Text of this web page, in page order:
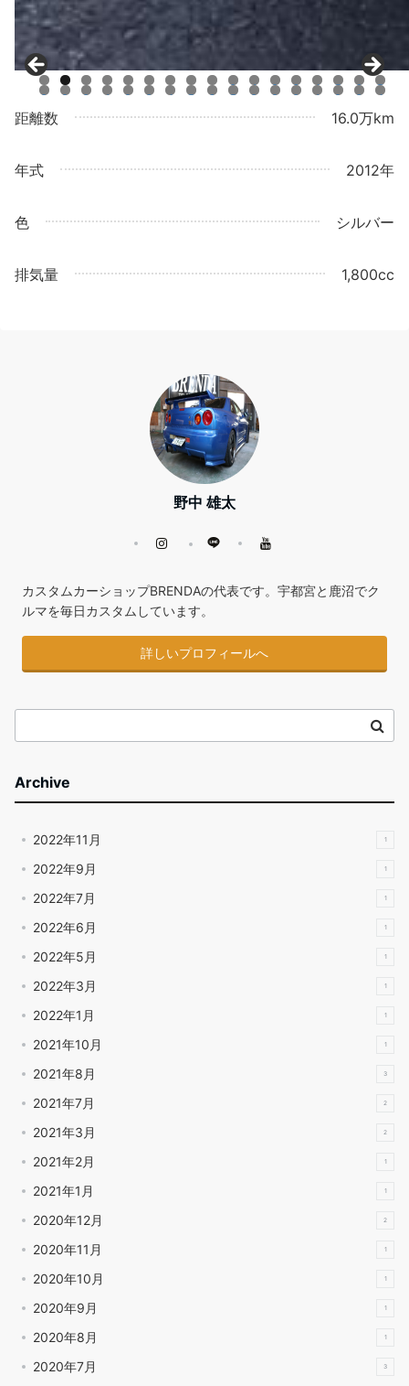
0 1 2 3 4 5 6 7
8 9 0 1 2 3 4 5 6 7 8 9 0 1 2 3
4
距離数
16.0万km
年式 2012年
色 シルバー
排気量 1,800cc
野中 雄太
カスタムカーショップBRENDAの代表です。宇都宮と鹿沼でク
ルマを毎日カスタムしています。
詳しいプロフィールへ
Archive
2022年11月 1
2022年9月 1
2022年7月 1
2022年6月 1
2022年5月 1
2022年3月 1
2022年1月 1
2021年10月 1
2021年8月 3
2021年7月 2
2021年3月 2
2021年2月 1
2021年1月 1
2020年12月 2
2020年11月 1
2020年10月 1
2020年9月 1
2020年8月 1
2020年7月 3